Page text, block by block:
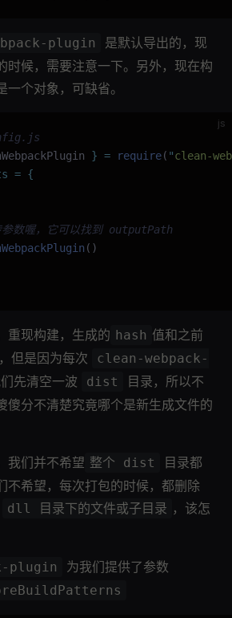
plugin
是默认导出的，现
时候，需要注意一下。另外，现在构
个对象，可缺省。
js
} = require( "clean-
= {
数喔，它可以找到 outputPath
()
重现构建，生成的 hash 值和之前
但是因为每次
clean-webpack-
先清空一波 dist
目录，所以不
傻分不清楚究竟哪个是新生成文件的
我们并不希望 整个 dist
目录都
不希望，每次打包的时候，都删除
dll 目录下的文件或子目录 ，该怎
plugin 为我们提供了参数